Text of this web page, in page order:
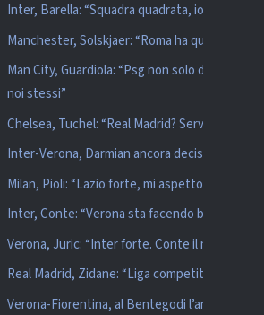
Inter, Barella: “Squadra quadrata, io più sicuro
Manchester, Solskjaer: “Roma ha qualità,
Man City, Guardiola: “Psg non solo due
noi stessi”
Chelsea, Tuchel: “Real Madrid? Servirà la
Inter-Verona, Darmian ancora decisivo: così
Milan, Pioli: “Lazio forte, mi aspetto gara
Inter, Conte: “Verona sta facendo bene, Juric
Verona, Juric: “Inter forte. Conte il migliore
Real Madrid, Zidane: “Liga competitiva,
Verona-Fiorentina, al Bentegodi l’anticipo